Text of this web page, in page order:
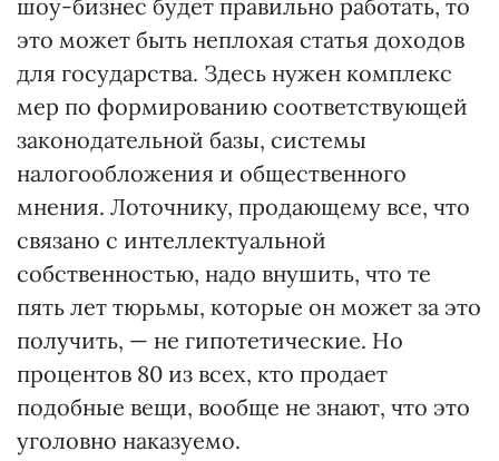
шоу-бизнес будет правильно работать, то
это может быть неплохая статья доходов
для государства. Здесь нужен комплекс
мер по формированию соответствующей
законодательной базы, системы
налогообложения и общественного
мнения. Лоточнику, продающему все, что
связано с интеллектуальной
собственностью, надо внушить, что те
пять лет тюрьмы, которые он может за это
получить, — не гипотетические. Но
процентов 80 из всех, кто продает
подобные вещи, вообще не знают, что это
уголовно наказуемо.